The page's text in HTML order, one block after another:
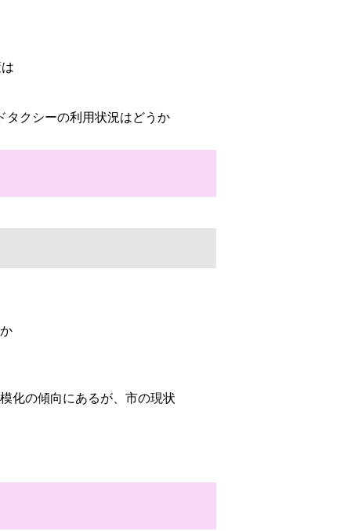
タクシーの利用状況はどうか
化の傾向にあるが、市の現状